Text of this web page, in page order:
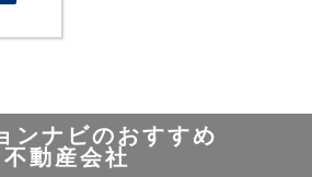
ンナビのおすすめ
不動産会社